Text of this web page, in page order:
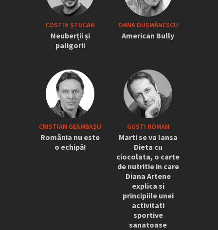
COSTIN ȘTUCAN
Neuberții și
paligorii
OANA DUȘMĂNESCU
American Bully
CRISTIAN GEAMBAŞU
România nu este
o echipă!
GUSTI ROMAN
Marti se va lansa
Dieta cu
ciocolata, o carte
de nutritie in care
Diana Artene
explica si
principiile unei
activitati
sportive
sanatoase